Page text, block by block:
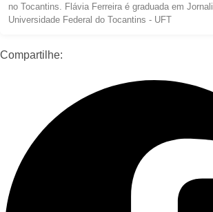
no Tocantins. Flávia Ferreira é graduada em
Universidade Federal do Tocantins - UFT
Compartilhe: